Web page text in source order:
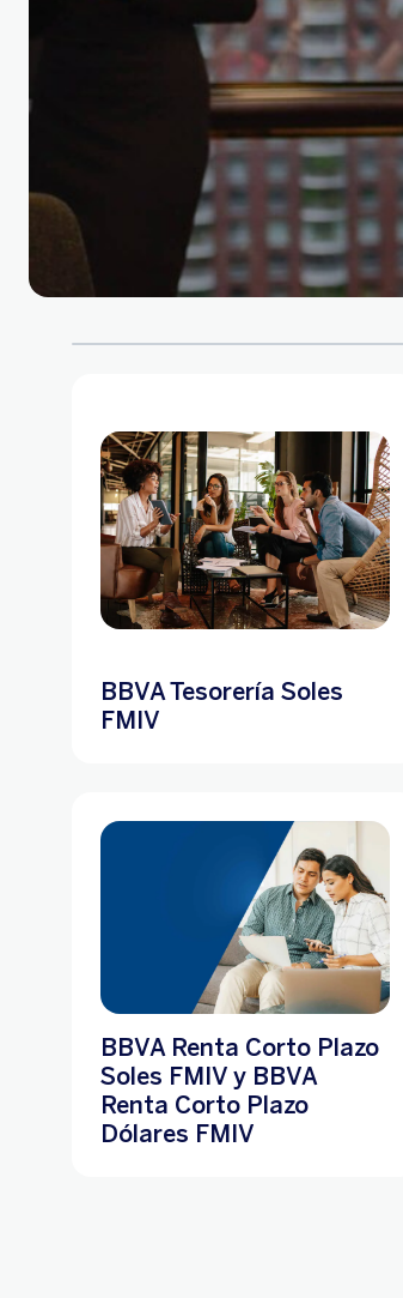
BBVA Tesorería Soles
FMIV
BBVA Renta Corto Plazo
Soles FMIV y BBVA
Renta Corto Plazo
Dólares FMIV